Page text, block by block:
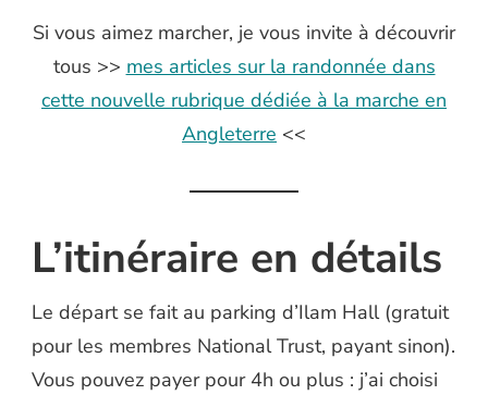
Si vous aimez marcher, je vous invite à découvrir
tous >> mes articles sur la randonnée dans
cette nouvelle rubrique dédiée à la marche en
Angleterre <<
L’itinéraire en détails
Le départ se fait au parking d’Ilam Hall (gratuit
pour les membres National Trust, payant sinon).
Vous pouvez payer pour 4h ou plus : j’ai choisi